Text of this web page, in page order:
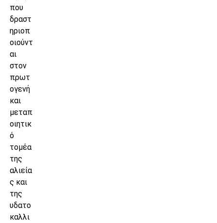
που
δραστ
ηριοπ
οιούντ
αι
στον
πρωτ
ογενή
και
μεταπ
οιητικ
ό
τομέα
της
αλιεία
ς και
της
υδατο
καλλι